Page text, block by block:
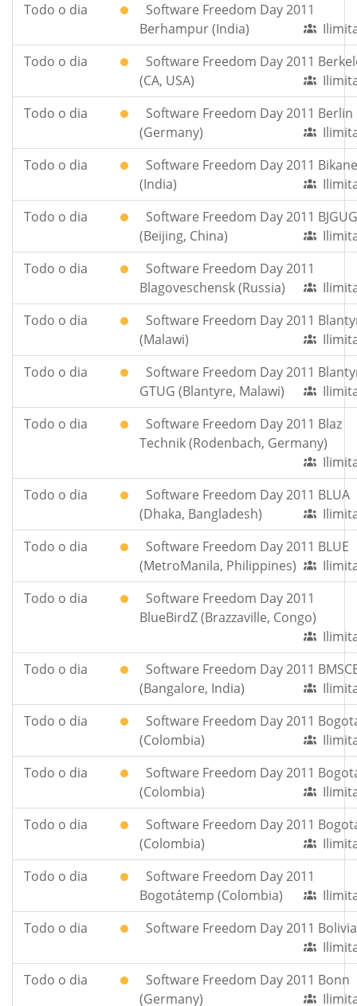
Todo o dia
Software Freedom Day 2011
Berhampur (India)
Todo o dia
Software Freedom Day 2011
(CA, USA)
Todo o dia
Software Freedom Day 2011 Berlin
(Germany)
Todo o dia
Software Freedom Day 2011
(India)
Todo o dia
Software Freedom Day 2011 BJGUG
(Beijing, China)
Todo o dia
Software Freedom Day 2011
Blagoveschensk (Russia)
Todo o dia
Software Freedom Day 2011
(Malawi)
Todo o dia
Software Freedom Day 2011
GTUG (Blantyre, Malawi)
Todo o dia
Software Freedom Day 2011 Blaz
Technik (Rodenbach, Germany)
Todo o dia
Software Freedom Day 2011 BLUA
(Dhaka, Bangladesh)
Todo o dia
Software Freedom Day 2011 BLUE
(MetroManila, Philippines)
Todo o dia
Software Freedom Day 2011
BlueBirdZ (Brazzaville, Congo)
Todo o dia
Software Freedom Day 2011
(Bangalore, India)
Todo o dia
Software Freedom Day 2011
(Colombia)
Todo o dia
Software Freedom Day 2011
(Colombia)
Todo o dia
Software Freedom Day 2011
(Colombia)
Todo o dia
Software Freedom Day 2011
Bogotátemp (Colombia)
Todo o dia
Software Freedom Day 2011 Bolivia
Todo o dia
Software Freedom Day 2011 Bonn
(Germany)